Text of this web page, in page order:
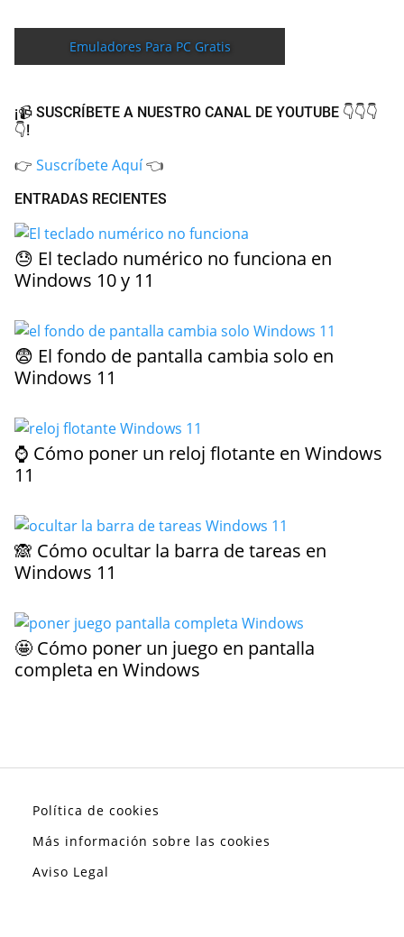
Emuladores Para PC Gratis
¡📹 SUSCRÍBETE A NUESTRO CANAL DE YOUTUBE 👇👇👇
👇!
👉 Suscríbete Aquí👈
ENTRADAS RECIENTES
😓 El teclado numérico no funciona en
Windows 10 y 11
😨 El fondo de pantalla cambia solo en
Windows 11
⌚ Cómo poner un reloj flotante en Windows
11
🙈 Cómo ocultar la barra de tareas en
Windows 11
🤩 Cómo poner un juego en pantalla
completa en Windows
Política de cookies
Más información sobre las cookies
Aviso Legal